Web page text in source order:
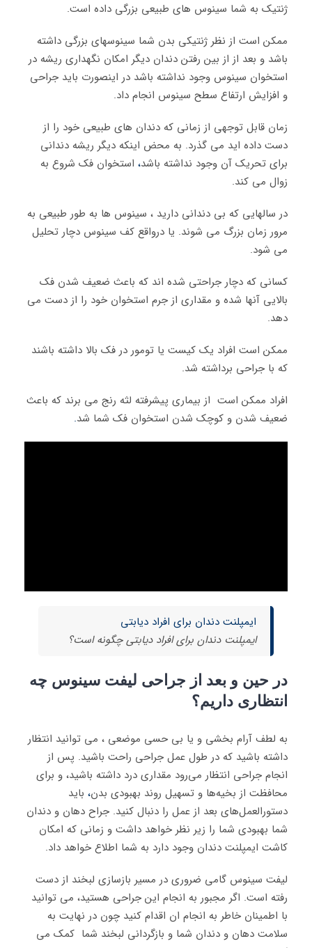
ژنتیک به شما سینوس های طبیعی بزرگی داده است.
ممکن است از نظر ژنتیکی بدن شما سینوسهای بزرگی داشته
باشد و بعد از از بین رفتن دندان دیگر امکان نگهداری ریشه در
استخوان سینوس وجود نداشته باشد در اینصورت باید جراحی
و افزایش ارتفاع سطح سینوس انجام داد.
زمان قابل توجهی از زمانی که دندان های طبیعی خود را از
دست داده اید می گذرد. به محض اینکه دیگر ریشه دندانی
برای تحریک آن وجود نداشته باشد، استخوان فک شروع به
زوال می کند.
در سالهایی که بی دندانی دارید ، سینوس ها به طور طبیعی به
مرور زمان بزرگ می شوند. یا درواقع کف سینوس دچار تحلیل
می شود.
کسانی که دچار جراحتی شده اند که باعث ضعیف شدن فک
بالایی آنها شده و مقداری از جرم استخوان خود را از دست می
دهد.
ممکن است افراد یک کیست یا تومور در فک بالا داشته باشند
که با جراحی برداشته شد.
افراد ممکن است از بیماری پیشرفته لثه رنج می برند که باعث
ضعیف شدن و کوچک شدن استخوان فک شما شد.
ایمپلنت دندان برای افراد دیابتی
ایمپلنت دندان برای افراد دیابتی چگونه است؟
در حین و بعد از جراحی لیفت سینوس چه
انتظاری داریم؟
به لطف آرام بخشی و یا بی حسی موضعی ، می توانید انتظار
داشته باشید که در طول عمل جراحی راحت باشید. پس از
انجام جراحی انتظار می‌رود مقداری درد داشته باشید، و برای
محافظت از بخیه‌ها و تسهیل روند بهبودی بدن، باید
دستورالعمل‌های بعد از عمل را دنبال کنید. جراح دهان و دندان
شما بهبودی شما را زیر نظر خواهد داشت و زمانی که امکان
کاشت ایمپلنت دندان وجود دارد به شما اطلاع خواهد داد.
لیفت سینوس گامی ضروری در مسیر بازسازی لبخند از دست
رفته است. اگر مجبور به انجام این جراحی هستید، می توانید
با اطمینان خاطر به انجام ان اقدام کنید چون در نهایت به
سلامت دهان و دندان شما و بازگردانی لبخند شما کمک می